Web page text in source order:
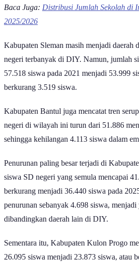
Baca Juga: Distribusi Jumlah Sekolah di
2025/2026
Kabupaten Sleman masih menjadi daerah
negeri terbanyak di DIY. Namun, jumlah
57.518 siswa pada 2021 menjadi 53.999
berkurang 3.519 siswa.
Kabupaten Bantul juga mencatat tren
negeri di wilayah ini turun dari 51.886
sehingga kehilangan 4.113 siswa dalam
Penurunan paling besar terjadi di
siswa SD negeri yang semula mencapai
berkurang menjadi 36.440 siswa pada
penurunan sebanyak 4.698 siswa, menjadi
dibandingkan daerah lain di DIY.
Sementara itu, Kabupaten Kulon Progo
26.095 siswa menjadi 23.873 siswa, atau